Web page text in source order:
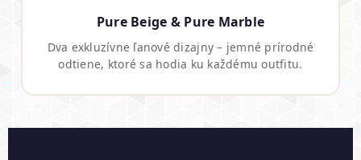
Pure Beige & Pure Marble
Dva exkluzívne ľanové dizajny – jemné prírodné
odtiene, ktoré sa hodia ku každému outfitu.